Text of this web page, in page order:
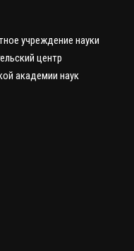
учреждение науки
центр
академии наук